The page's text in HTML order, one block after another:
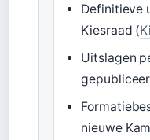
Definitieve
Kiesraad (
Uitslagen
nieuwe